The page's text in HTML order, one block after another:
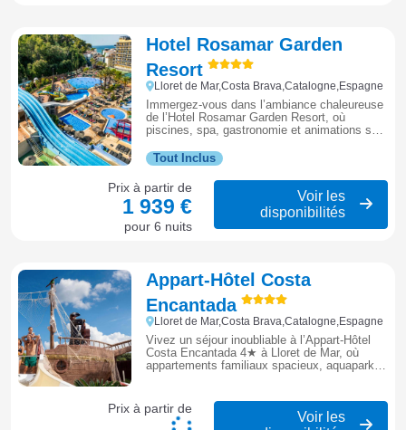
Hotel Rosamar Garden
Resort
Lloret de Mar,Costa Brava,Catalogne,Espagne
Immergez-vous dans l’ambiance chaleureuse
de l’Hotel Rosamar Garden Resort, où
piscines, spa, gastronomie et animations se
inoubliables en famille à Lloret de Mar.
Tout Inclus
Prix à partir de
1 939 €
pour 6 nuits
Voir les
disponibilités
Appart-Hôtel Costa
Encantada
Lloret de Mar,Costa Brava,Catalogne,Espagne
Vivez un séjour inoubliable à l’Appart‑Hôtel
Costa Encantada 4★ à Lloret de Mar, où
appartements familiaux spacieux, aquapark,
vacances divertissantes et relaxantes.
Prix à partir de
Voir les